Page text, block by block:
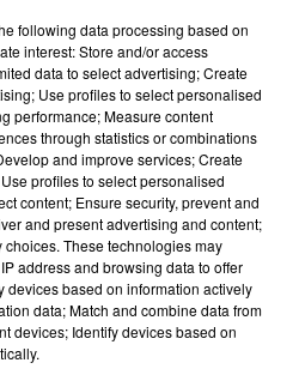
vos entrées pour le
du Sport Automobile au
vous invite à
Xperiences !
following data processing based on
interest: Store and/or access
data to select advertising; Create
Use profiles to select personalised
performance; Measure content
through statistics or combinations
and improve services; Create
profiles to select personalised
content; Ensure security, prevent and
and present advertising and content;
These technologies may
address and browsing data to offer
devices based on information actively
data; Match and combine data from
devices; Identify devices based on